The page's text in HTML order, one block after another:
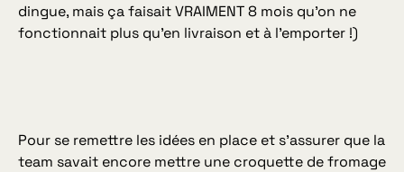
dingue, mais ça faisait VRAIMENT 8 mois qu’on ne
fonctionnait plus qu’en livraison et à l’emporter !)
Pour se remettre les idées en place et s’assurer que la
team savait encore mettre une croquette de fromage